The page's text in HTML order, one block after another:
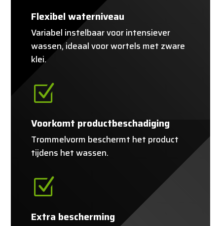
Flexibel waterniveau
Variabel instelbaar voor intensiever
wassen, ideaal voor wortels met zware
klei.
Z
Voorkomt productbeschadiging
Trommelvorm beschermt het product
tijdens het wassen.
Z
Extra bescherming